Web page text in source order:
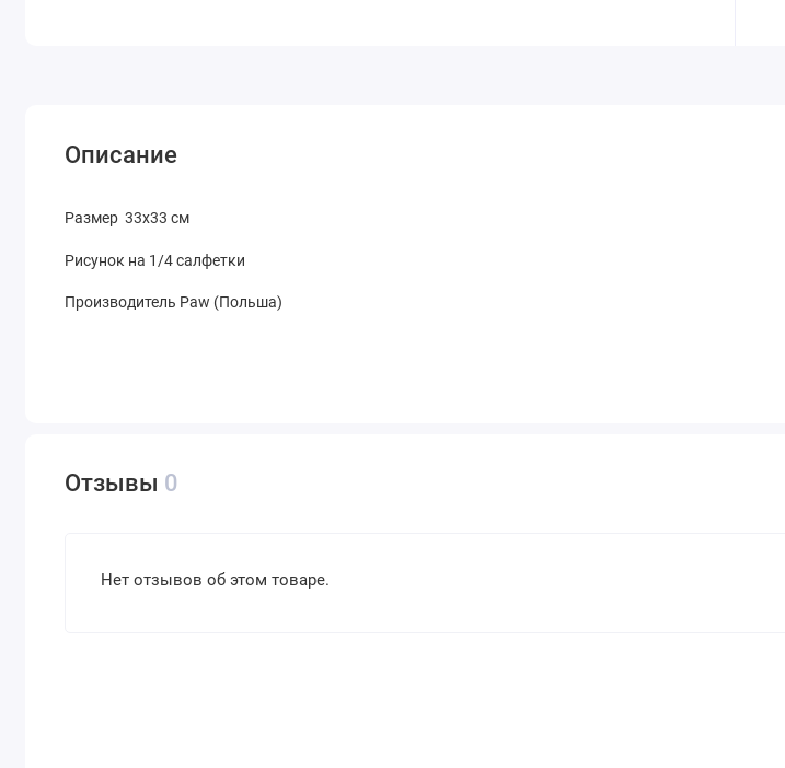
Описание
Размер 33х33 см
Рисунок на 1/4 салфетки
Производитель Paw (Польша)
Отзывы 0
Нет отзывов об этом товаре.